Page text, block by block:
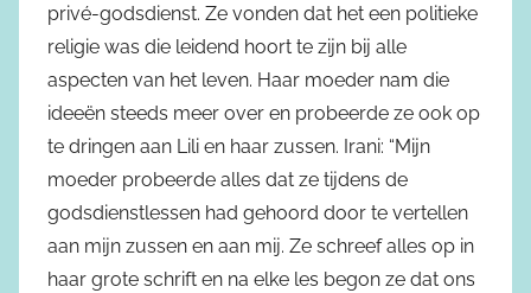
privé-godsdienst. Ze vonden dat het een politieke
religie was die leidend hoort te zijn bij alle
aspecten van het leven. Haar moeder nam die
ideeën steeds meer over en probeerde ze ook op
te dringen aan Lili en haar zussen. Irani: “Mijn
moeder probeerde alles dat ze tijdens de
godsdienstlessen had gehoord door te vertellen
aan mijn zussen en aan mij. Ze schreef alles op in
haar grote schrift en na elke les begon ze dat ons